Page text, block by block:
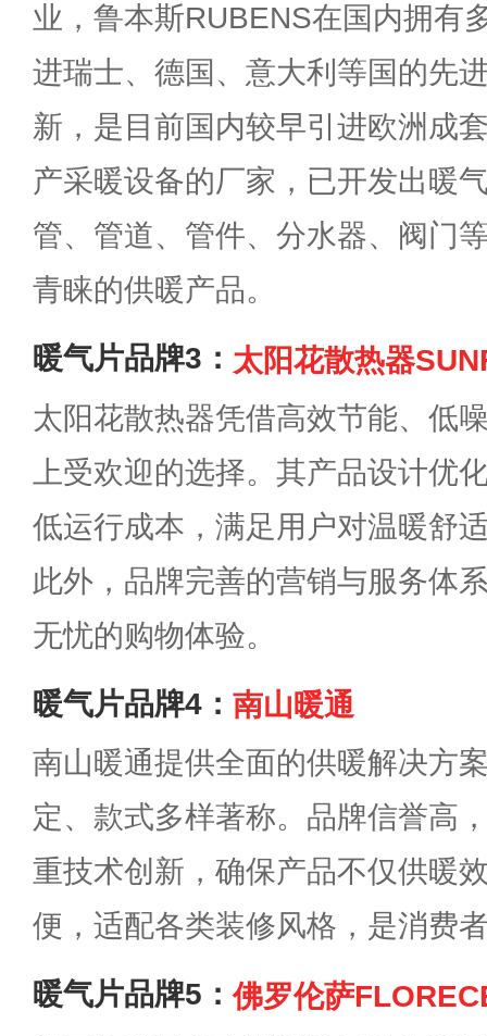
业，鲁本斯RUBENS在国内拥有
进瑞士、德国、意大利等国的先
新，是目前国内较早引进欧洲成
产采暖设备的厂家，已开发出暖
管、管道、管件、分水器、阀门
青睐的供暖产品。
暖气片品牌3： 太阳花散热器
太阳花散热器凭借高效节能、低
上受欢迎的选择。其产品设计优
低运行成本，满足用户对温暖舒
此外，品牌完善的营销与服务体
无忧的购物体验。
暖气片品牌4： 南山暖通
南山暖通提供全面的供暖解决方
定、款式多样著称。品牌信誉高
重技术创新，确保产品不仅供暖
便，适配各类装修风格，是消费
暖气片品牌5：佛罗伦萨